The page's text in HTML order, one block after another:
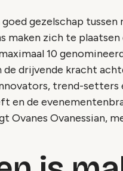
gezelschap
maken zich te
10
de drijvende kracht
trend-
en de
Ovanes Ovanessian,